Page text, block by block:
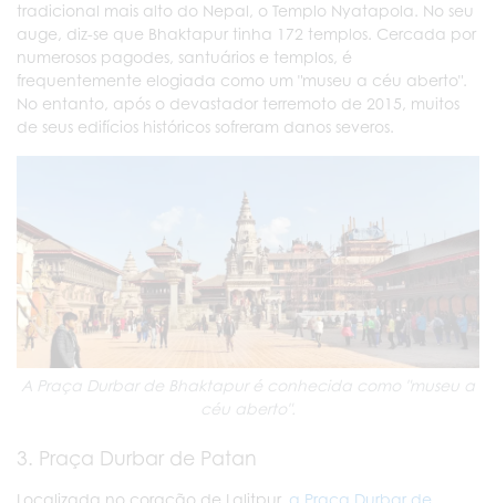
tradicional mais alto do Nepal, o Templo Nyatapola. No seu
auge, diz-se que Bhaktapur tinha 172 templos. Cercada por
numerosos pagodes, santuários e templos, é
frequentemente elogiada como um "museu a céu aberto".
No entanto, após o devastador terremoto de 2015, muitos
de seus edifícios históricos sofreram danos severos.
A Praça Durbar de Bhaktapur é conhecida como "museu a
céu aberto".
3. Praça Durbar de Patan